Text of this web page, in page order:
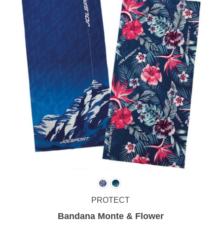
PROTECT
Bandana Monte & Flower